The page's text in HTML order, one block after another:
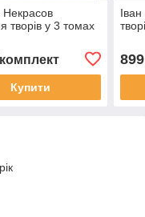
творів у 3 томах
Купити
899